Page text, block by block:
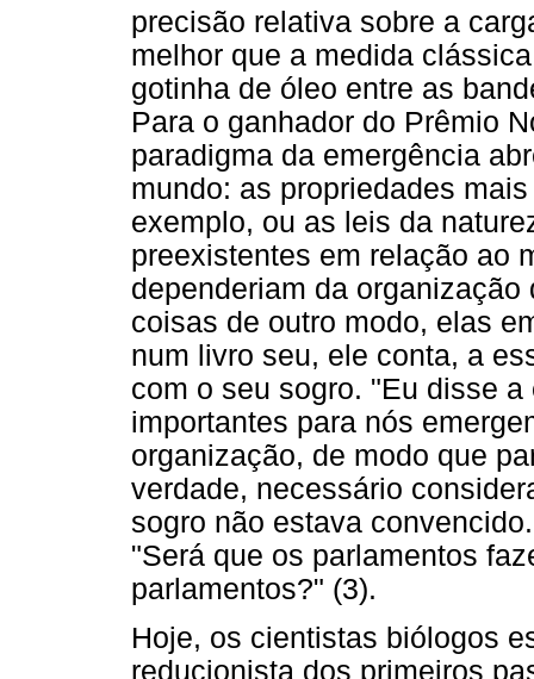
precisão relativa sobre a
melhor que a medida
gotinha de óleo entre as
Para o ganhador do Prêmio
paradigma da emergência
mundo: as propriedades
exemplo, ou as leis da
preexistentes em relação ao
dependeriam da
coisas de outro modo, elas
num livro seu, ele conta, a
com o seu sogro. "Eu disse
importantes para nós
organização, de modo que
verdade, necessário
sogro não estava
"Será que os parlamentos
parlamentos?" (3).
Hoje, os cientistas biólogos
reducionista dos primeiros